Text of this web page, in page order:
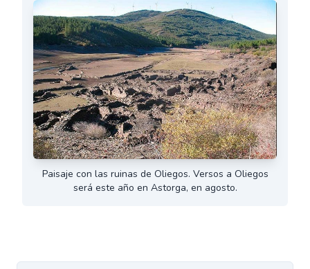
Paisaje con las ruinas de Oliegos. Versos a Oliegos
será este año en Astorga, en agosto.